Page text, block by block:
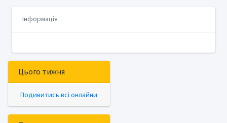
Інформація
Цього тижня
Подивитись всі онлайни